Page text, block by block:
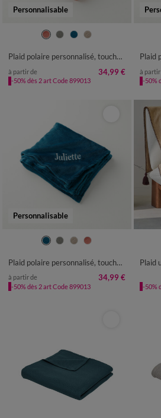
Personnalisable
Plaid polaire personnalisé, toucher peluche
à partir de 34,99 €
-50% dès 2 art Code 899013
à partir
-50%
Personnalisable
Plaid polaire personnalisé, toucher peluche
à partir de 34,99 €
-50% dès 2 art Code 899013
Plaid
-50%